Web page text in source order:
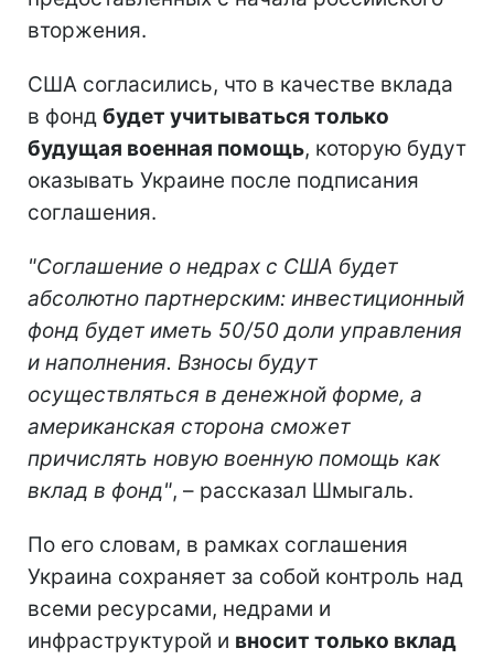
вторжения.
США согласились, что в качестве вклада
в фонд будет учитываться только
будущая военная помощь, которую будут
оказывать Украине после подписания
соглашения.
"Соглашение о недрах с США будет
абсолютно партнерским: инвестиционный
фонд будет иметь 50/50 доли управления
и наполнения. Взносы будут
осуществляться в денежной форме, а
американская сторона сможет
причислять новую военную помощь как
вклад в фонд", – рассказал Шмыгаль.
По его словам, в рамках соглашения
Украина сохраняет за собой контроль над
всеми ресурсами, недрами и
инфраструктурой и вносит только вклад